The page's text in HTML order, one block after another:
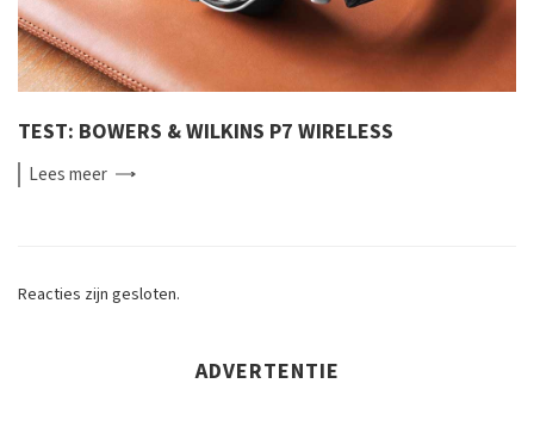
TEST: BOWERS & WILKINS P7 WIRELESS
Leesmeer
Reacties zijn gesloten.
ADVERTENTIE